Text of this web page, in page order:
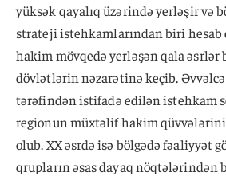
yüksək qayalıq üzərində yerləşir və
strateji istehkamlarından biri hesab
hakim mövqedə yerləşən qala
dövlətlərin nəzarətinə keçib.
tərəfindən istifadə edilən istehkam
regionun müxtəlif hakim
olub. XX əsrdə isə bölgədə fəaliyyət
qrupların əsas dayaq